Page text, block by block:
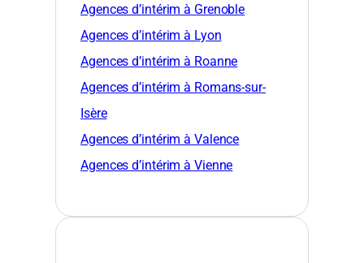
Agences d’intérim à Grenoble
Agences d’intérim à Lyon
Agences d’intérim à Roanne
Agences d’intérim à Romans-sur-
Isère
Agences d’intérim à Valence
Agences d’intérim à Vienne